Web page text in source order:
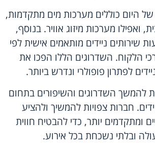
של היום כוללים מערכות מים מתקדמות,
ואפילו מערכות מיזוג אוויר. בנוסף,
שירותים ניידים מותאמים אישית לפי
הלקוח. השדרוגים הללו הפכו את
לפתרון פופולרי ונדרש ביותר.
להמשך השדרוגים והשיפורים בתחום
חברות צפויות להמשיך ולהציע
ומתקדמים יותר, כדי להבטיח חווית
ובלתי נשכחת בכל אירוע.